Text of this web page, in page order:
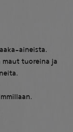
aineista.
tuoreina ja